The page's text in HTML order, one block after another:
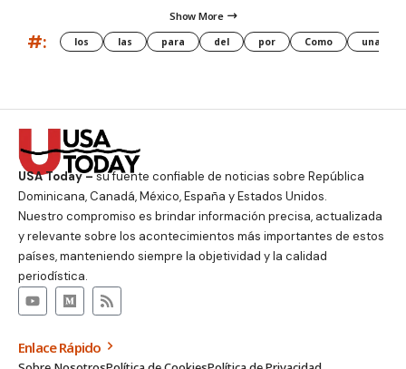
Show More
#: los las para del por Como una
USA Today –su fuente confiable de noticias sobre República
Dominicana, Canadá, México, España y Estados Unidos.
Nuestro compromiso es brindar información precisa, actualizada
y relevante sobre los acontecimientos más importantes de estos
países, manteniendo siempre la objetividad y la calidad
periodística.
Enlace Rápido